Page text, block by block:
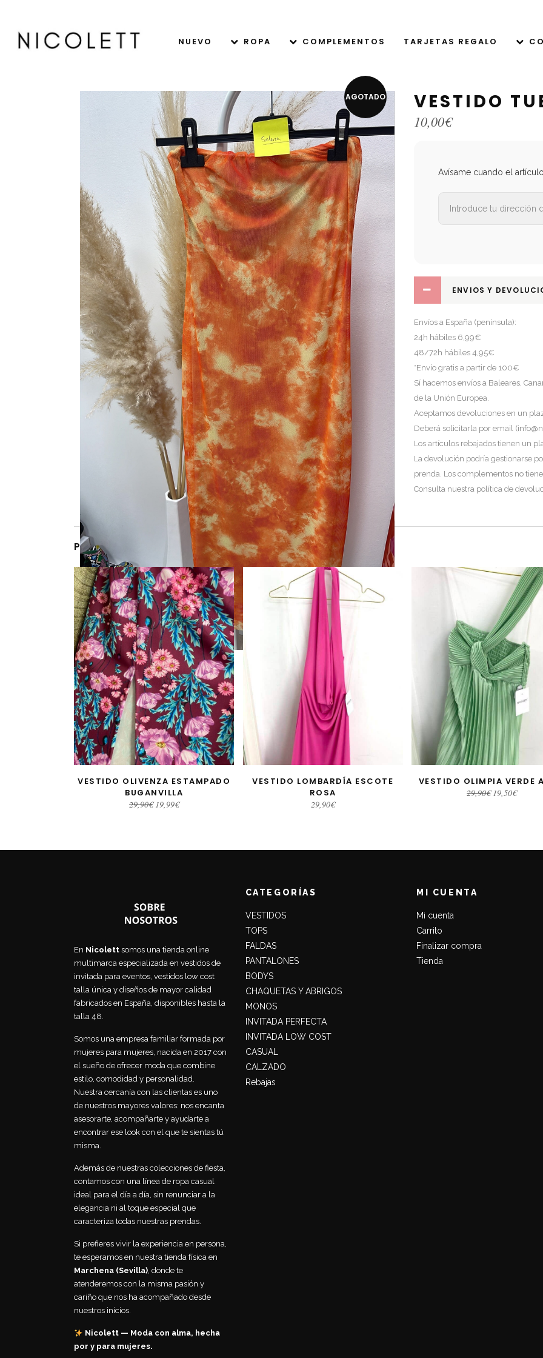
NUEVO ROPA COMPLEMENTOS TARJETAS REGALO
AGOTADO VESTIDO
10,00€
Avísame cuando el
ENVIOS Y
Envíos a España (península):
24h hábiles 6,99€
48/72h hábiles 4,95€
*Envío gratis a partir de 100€
Sí hacemos envíos a Baleares,
de la Unión Europea.
Aceptamos devoluciones en un
Deberá solicitarla por email (
Los artículos rebajados tienen un
La devolución podría gestionarse
prenda. Los complementos no
Consulta nuestra política de
PRODUCTOS RELACIONADOS
AÑADIR AL CARRITO
VESTIDO OLIVENZA ESTAMPADO
BUGANVILLA
29,90€ El
precio
19,99€El
AÑADIR AL CARRITO
VESTIDO LOMBARDÍA ESCOTE
ROSA
29,90€
AÑADIR AL CARRITO
VESTIDO OLIMPIA VERDE
29,90€ El
precio
19,50€El
En Nicolett somos una tienda online
multimarca especializada en vestidos de
invitada para eventos, vestidos low cost
talla única y diseños de mayor calidad
fabricados en España, disponibles hasta la
talla 48.
Somos una empresa familiar formada por
mujeres para mujeres, nacida en 2017 con
el sueño de ofrecer moda que combine
estilo, comodidad y personalidad.
Nuestra cercanía con las clientas es uno
de nuestros mayores valores: nos encanta
asesorarte, acompañarte y ayudarte a
encontrar ese look con el que te sientas tú
misma.
Además de nuestras colecciones de fiesta,
contamos con una línea de ropa casual
ideal para el día a día, sin renunciar a la
elegancia ni al toque especial que
caracteriza todas nuestras prendas.
Si prefieres vivir la experiencia en persona,
te esperamos en nuestra tienda física en
Marchena (Sevilla), donde te
atenderemos con la misma pasión y
cariño que nos ha acompañado desde
nuestros inicios.
Nicolett — Moda con alma, hecha
por y para mujeres.
CATEGORÍAS
VESTIDOS
TOPS
FALDAS
PANTALONES
BODYS
CHAQUETAS Y ABRIGOS
MONOS
INVITADA PERFECTA
INVITADA LOW COST
CASUAL
CALZADO
Rebajas
MI CUENTA
Mi cuenta
Carrito
Finalizar compra
Tienda